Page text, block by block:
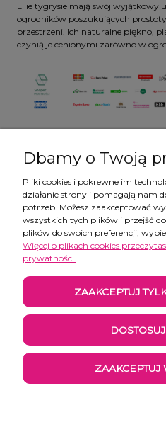
Lilie tygrysie mają swój wyjątkowy
ogrodników poszukujących
przestrzeni. Ich naturalne piękno,
czynią je cenionymi zarówno w
Moje
Płatności i
O
Dbamy o Twoją
Pliki cookies i pokrewne im
działanie strony i pomagają nam
potrzeb. Możesz zaakceptować
wszystkich tych plików i przejść
plików do swoich preferencji,
Więcej o plikach cookies
prywatności.
ZAAKCEPTUJ
ZAAKCEPTUJ